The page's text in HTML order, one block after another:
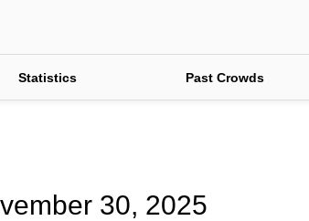
Statistics Past Crowds
30, 2025